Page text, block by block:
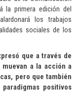
la primera edición del
los trabajos
sociales de los
que a través de
a la acción a
pero que también
positivos